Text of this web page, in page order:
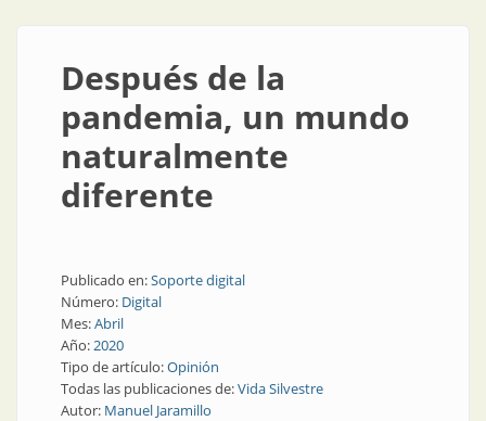
Después de la
pandemia, un mundo
naturalmente
diferente
Publicado en:Soporte digital
Número: Digital
Mes:Abril
Año:2020
Tipo de artículo:Opinión
Todas las publicaciones de:Vida Silvestre
Autor: Manuel Jaramillo